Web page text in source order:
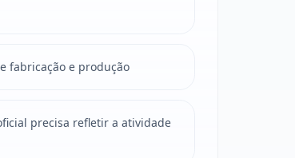
fabricação e produção
precisa refletir a atividade